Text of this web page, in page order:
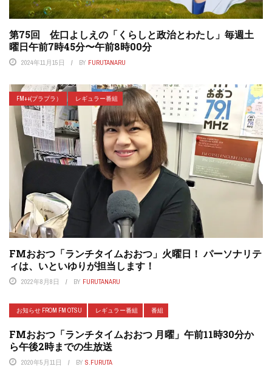
第75回 佐口よしえの「くらしと政治とわたし」毎週土
曜日午前7時45分〜午前8時00分
2024年11月15日 BY FURUTANARU
FM++(プラプラ） レギュラー番組
FMおおつ「ランチタイムおおつ」火曜日！ パーソナリテ
ィは、いといゆりが担当します！
2022年8月8日 BY FURUTANARU
お知らせ FROM FM OTSU レギュラー番組 番組
FMおおつ「ランチタイムおおつ 月曜」午前11時30分か
ら午後2時までの生放送
2020年5月11日 BY S.FURUTA